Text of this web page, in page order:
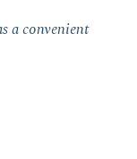
a convenient